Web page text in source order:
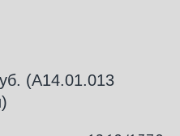
(А14.01.013